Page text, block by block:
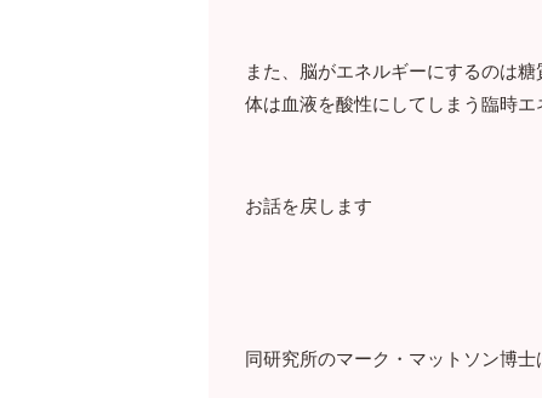
また、脳がエネルギーにするのは
体は血液を酸性にしてしまう臨時エ
お話を戻します
同研究所のマーク・マットソン博